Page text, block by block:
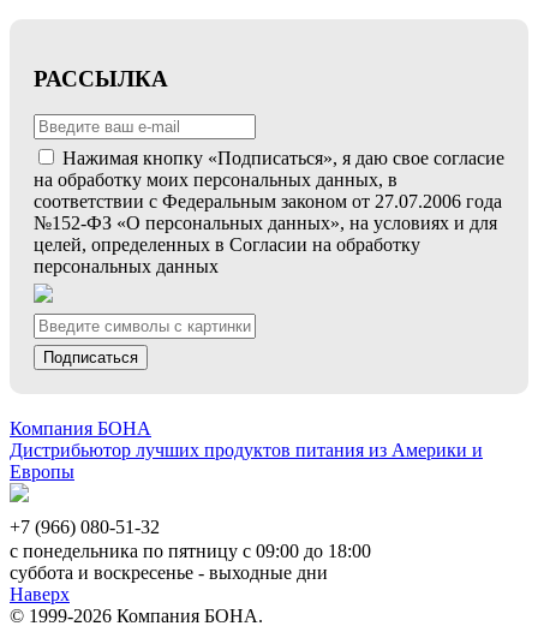
РАССЫЛКА
Нажимая кнопку «Подписаться», я даю свое согласие
на обработку моих персональных данных, в
соответствии с Федеральным законом от 27.07.2006 года
№152-ФЗ «О персональных данных», на условиях и для
целей, определенных в Согласии на обработку
персональных данных
Подписаться
Компания БОНА
Дистрибьютор лучших продуктов питания из Америки и
Европы
+7 (966) 080-51-32
с понедельника по пятницу с 09:00 до 18:00
суббота и воскресенье - выходные дни
Наверх
© 1999-2026 Компания БОНА.